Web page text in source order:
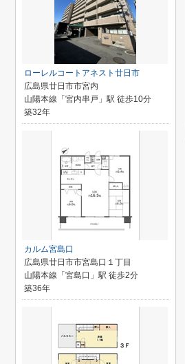
ローレルコートアネスト廿日市
広島県廿日市市宮内
山陽本線「宮内串戸」駅 徒歩10分
築32年
カルム宮島口
広島県廿日市市宮島口１丁目
山陽本線「宮島口」駅 徒歩2分
築36年